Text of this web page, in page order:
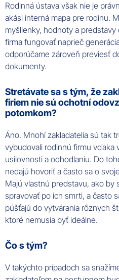
Rodinná ústava však nie je
akási interná mapa pre rodinu.
myšlienky, hodnoty a
firma fungovať naprieč
odporúčame zároveň previesť
dokumenty.
Stretávate sa s tým, že
firiem nie sú ochotní
potomkom?
Áno. Mnohí zakladatelia sú tak
vybudovali rodinnú firmu vďaka
usilovnosti a odhodlaniu. Do
nedajú hovoriť a často sa o
Majú vlastnú predstavu, ako by
spravovať po ich smrti, a často
púšťajú do vytvárania rôznych
ktoré nemusia byť ideálne.
Čo s tým?
V takýchto prípadoch sa